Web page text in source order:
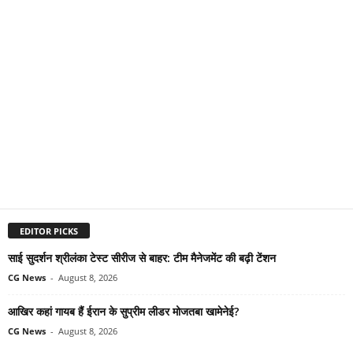
EDITOR PICKS
साई सुदर्शन श्रीलंका टेस्ट सीरीज से बाहर: टीम मैनेजमेंट की बढ़ी टेंशन
CG News - August 8, 2026
आखिर कहां गायब हैं ईरान के सुप्रीम लीडर मोजतबा खामेनेई?
CG News - August 8, 2026